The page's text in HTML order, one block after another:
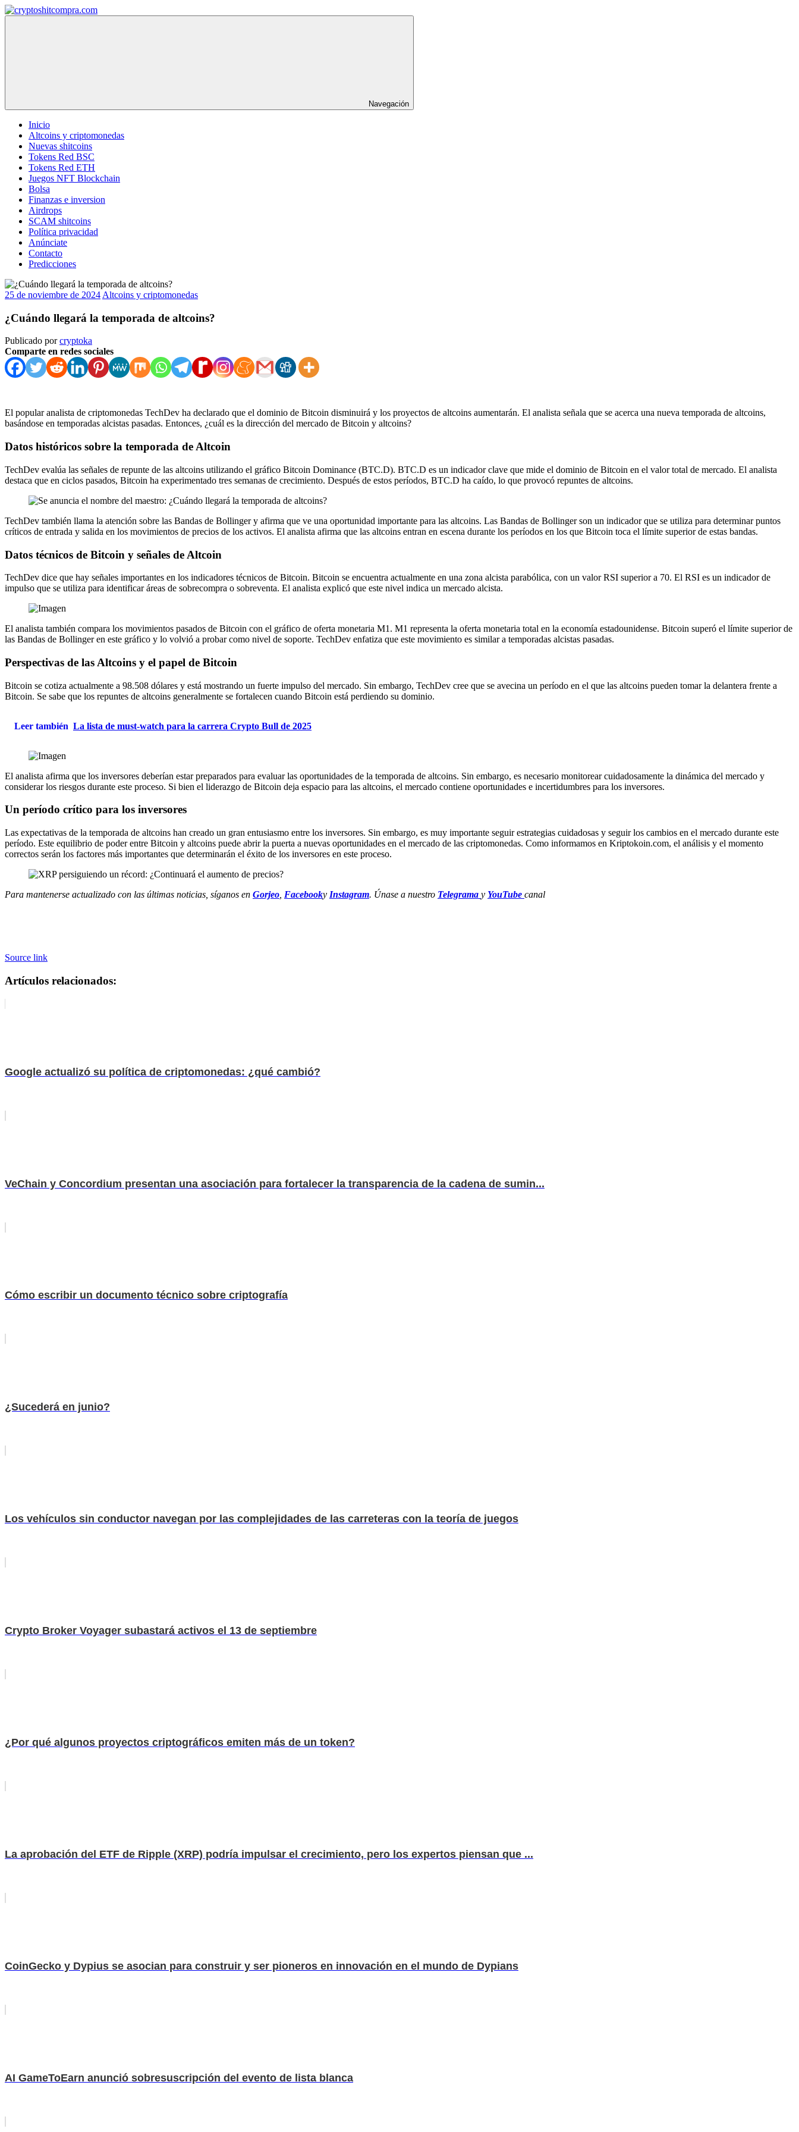
Saltar
al
Navegación
Inicio
Altcoins y criptomonedas
Nuevas shitcoins
Tokens Red BSC
Tokens Red ETH
Juegos NFT Blockchain
Bolsa
Finanzas e inversion
Airdrops
SCAM shitcoins
Política privacidad
Anúnciate
Contacto
Predicciones
25 de noviembre de 2024 Altcoins y criptomonedas
¿Cuándo llegará la temporada de altcoins?
Publicado porcryptoka
Comparte en redes sociales
El popular analista de criptomonedas TechDev ha declarado que el dominio de Bitcoin disminuirá y los proyectos de altcoins aumentarán. El analista señala que se acerca una nueva temporada de altcoins,
basándose en temporadas alcistas pasadas. Entonces, ¿cuál es la dirección del mercado de Bitcoin y altcoins?
Datos históricos sobre la temporada de Altcoin
TechDev evalúa las señales de repunte de las altcoins utilizando el gráfico Bitcoin Dominance (BTC.D). BTC.D es un indicador clave que mide el dominio de Bitcoin en el valor total de mercado. El analista
destaca que en ciclos pasados, Bitcoin ha experimentado tres semanas de crecimiento. Después de estos períodos, BTC.D ha caído, lo que provocó repuntes de altcoins.
TechDev también llama la atención sobre las Bandas de Bollinger y afirma que ve una oportunidad importante para las altcoins. Las Bandas de Bollinger son un indicador que se utiliza para determinar puntos
críticos de entrada y salida en los movimientos de precios de los activos. El analista afirma que las altcoins entran en escena durante los períodos en los que Bitcoin toca el límite superior de estas bandas.
Datos técnicos de Bitcoin y señales de Altcoin
TechDev dice que hay señales importantes en los indicadores técnicos de Bitcoin. Bitcoin se encuentra actualmente en una zona alcista parabólica, con un valor RSI superior a 70. El RSI es un indicador de
impulso que se utiliza para identificar áreas de sobrecompra o sobreventa. El analista explicó que este nivel indica un mercado alcista.
El analista también compara los movimientos pasados ​​de Bitcoin con el gráfico de oferta monetaria M1. M1 representa la oferta monetaria total en la economía estadounidense. Bitcoin superó el límite superior de
las Bandas de Bollinger en este gráfico y lo volvió a probar como nivel de soporte. TechDev enfatiza que este movimiento es similar a temporadas alcistas pasadas.
Perspectivas de las Altcoins y el papel de Bitcoin
Bitcoin se cotiza actualmente a 98.508 dólares y está mostrando un fuerte impulso del mercado. Sin embargo, TechDev cree que se avecina un período en el que las altcoins pueden tomar la delantera frente a
Bitcoin. Se sabe que los repuntes de altcoins generalmente se fortalecen cuando Bitcoin está perdiendo su dominio.
Leer también La lista de must-watch para la carrera Crypto Bull de 2025
El analista afirma que los inversores deberían estar preparados para evaluar las oportunidades de la temporada de altcoins. Sin embargo, es necesario monitorear cuidadosamente la dinámica del mercado y
considerar los riesgos durante este proceso. Si bien el liderazgo de Bitcoin deja espacio para las altcoins, el mercado contiene oportunidades e incertidumbres para los inversores.
Un período crítico para los inversores
Las expectativas de la temporada de altcoins han creado un gran entusiasmo entre los inversores. Sin embargo, es muy importante seguir estrategias cuidadosas y seguir los cambios en el mercado durante este
período. Este equilibrio de poder entre Bitcoin y altcoins puede abrir la puerta a nuevas oportunidades en el mercado de las criptomonedas. Como informamos en Kriptokoin.com, el análisis y el momento
correctos serán los factores más importantes que determinarán el éxito de los inversores en este proceso.
Para mantenerse actualizado con las últimas noticias, síganos en Gorjeo Facebooky Instagram. Únase a nuestro Telegrama y YouTube canal
Source link
Artículos relacionados:
Google actualizó su política de criptomonedas: ¿qué cambió?
VeChain y Concordium presentan una asociación para fortalecer la transparencia de la cadena de sumin...
Cómo escribir un documento técnico sobre criptografía
¿Sucederá en junio?
Los vehículos sin conductor navegan por las complejidades de las carreteras con la teoría de juegos
Crypto Broker Voyager subastará activos el 13 de septiembre
¿Por qué algunos proyectos criptográficos emiten más de un token?
La aprobación del ETF de Ripple (XRP) podría impulsar el crecimiento, pero los expertos piensan que ...
CoinGecko y Dypius se asocian para construir y ser pioneros en innovación en el mundo de Dypians
AI GameToEarn anunció sobresuscripción del evento de lista blanca